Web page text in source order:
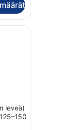
ja pieni pöytä,
on poreallas,
leveä)